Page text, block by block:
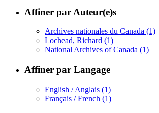
Affiner par Auteur(e)s
Archives nationales du Canada (1)
Lochead, Richard (1)
National Archives of Canada (1)
Affiner par Langage
English / Anglais (1)
Français / French (1)